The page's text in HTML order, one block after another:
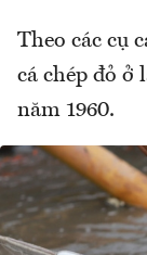
Theo các cụ
cá chép đỏ ở
năm 1960.